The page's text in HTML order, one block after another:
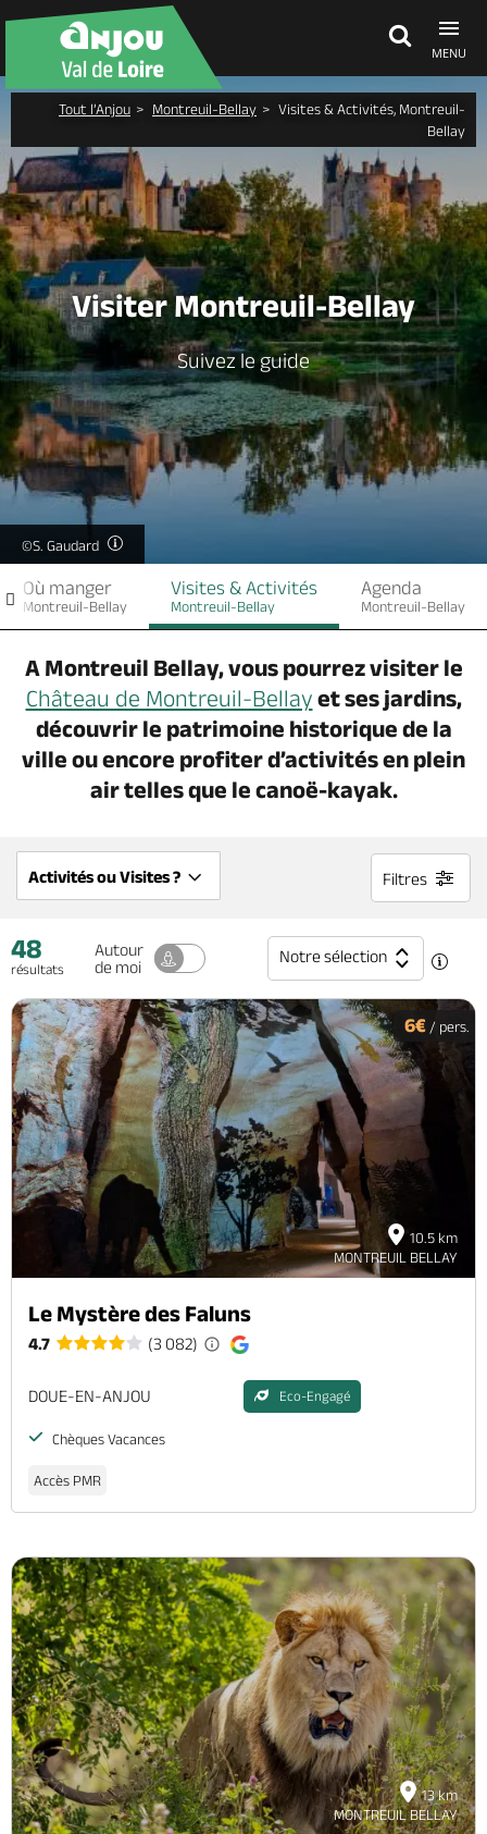
MENU
À voir, à faire
Agenda
Dormir, manger
Séjours, cadeaux
Billetterie en ligne
Tout l’Anjou Montreuil-Bellay
Visites & Activités, Montreuil-
Bellay
Visiter Montreuil-Bellay
Suivez le guide
©S. Gaudard
Où manger
Montreuil-Bellay
Visites & Activités
Montreuil-Bellay
Agenda
Montreuil-Bellay
A Montreuil Bellay, vous pourrez visiter le
Château de Montreuil-Bellay et ses jardins,
découvrir le patrimoine historique de la
ville ou encore profiter d’activités en plein
air telles que le canoë-kayak.
Activités ou Visites ? Filtres
48
résultats
Autour
de moi
Notre sélection
10.5 km
MONTREUIL BELLAY
6€ / pers.
Le Mystère des Faluns
4.7 (3 082)
DOUE-EN-ANJOU Eco-Engagé
Chèques Vacances
Accès PMR
13 km
MONTREUIL BELLAY